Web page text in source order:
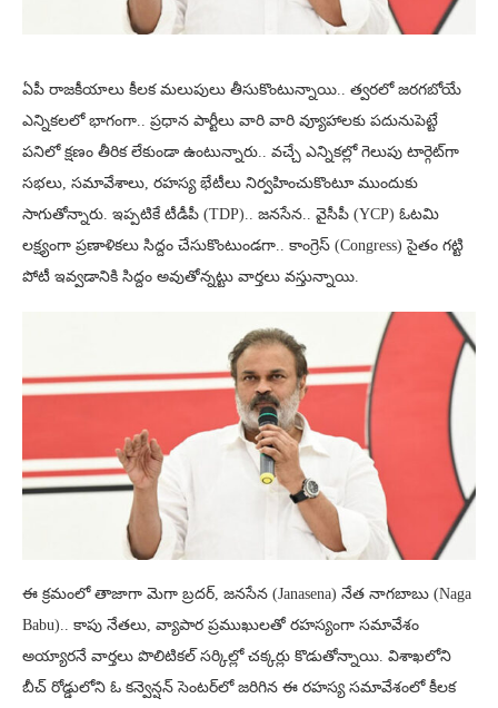
ఏపీ రాజకీయాలు కీలక మలుపులు తీసుకొంటున్నాయి.. త్వరలో జరగబోయే
ఎన్నికలలో భాగంగా.. ప్రధాన పార్టీలు వారి వారి వ్యూహాలకు పదునుపెట్టే
పనిలో క్షణం తీరిక లేకుండా ఉంటున్నారు.. వచ్చే ఎన్నికల్లో గెలుపు టార్గెట్‌గా
సభలు, సమావేశాలు, రహస్య భేటీలు నిర్వహించుకొంటూ ముందుకు
సాగుతోన్నారు. ఇప్పటికే టీడీపీ (TDP).. జనసేన.. వైసీపీ (YCP) ఓటమి
లక్ష్యంగా ప్రణాళికలు సిద్దం చేసుకొంటుండగా.. కాంగ్రెస్ (Congress) సైతం గట్టి
పోటీ ఇవ్వడానికి సిద్దం అవుతోన్నట్టు వార్తలు వస్తున్నాయి.
ఈ క్రమంలో తాజాగా మెగా బ్రదర్‌, జనసేన (Janasena) నేత నాగబాబు (Naga
Babu).. కాపు నేతలు, వ్యాపార ప్రముఖులతో రహస్యంగా సమావేశం
అయ్యారనే వార్తలు పొలిటికల్ సర్కిల్లో చక్కర్లు కొడుతోన్నాయి. విశాఖలోని
బీచ్‌ రోడ్డులోని ఓ కన్వెన్షన్‌ సెంటర్‌లో జరిగిన ఈ రహస్య సమావేశంలో కీలక